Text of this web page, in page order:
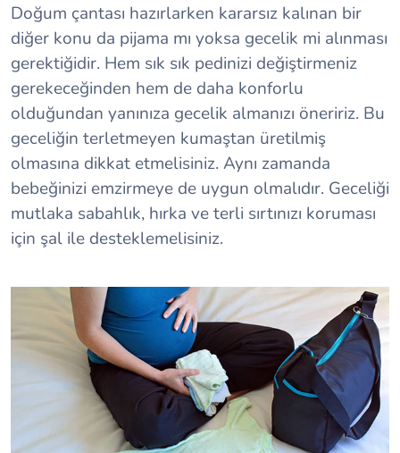
Doğum çantası hazırlarken kararsız kalınan bir
diğer konu da pijama mı yoksa gecelik mi alınması
gerektiğidir. Hem sık sık pedinizi değiştirmeniz
gerekeceğinden hem de daha konforlu
olduğundan yanınıza gecelik almanızı öneririz. Bu
geceliğin terletmeyen kumaştan üretilmiş
olmasına dikkat etmelisiniz. Aynı zamanda
bebeğinizi emzirmeye de uygun olmalıdır. Geceliği
mutlaka sabahlık, hırka ve terli sırtınızı koruması
için şal ile desteklemelisiniz.